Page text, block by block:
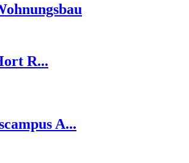
R...
A...